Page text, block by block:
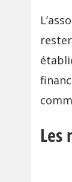
Les